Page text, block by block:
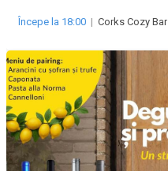
Începe la 18:00 | Corks Cozy Bar